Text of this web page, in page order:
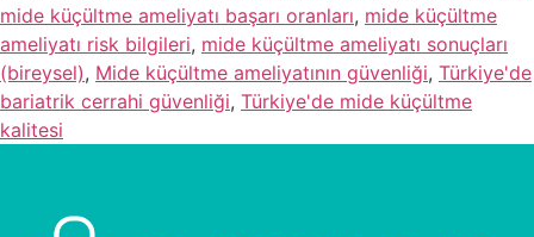
mide küçültme ameliyatı başarı oranları, mide küçültme
ameliyatı risk bilgileri, mide küçültme ameliyatı sonuçları
(bireysel), Mide küçültme ameliyatının güvenliği, Türkiye'de
bariatrik cerrahi güvenliği, Türkiye'de mide küçültme
kalitesi